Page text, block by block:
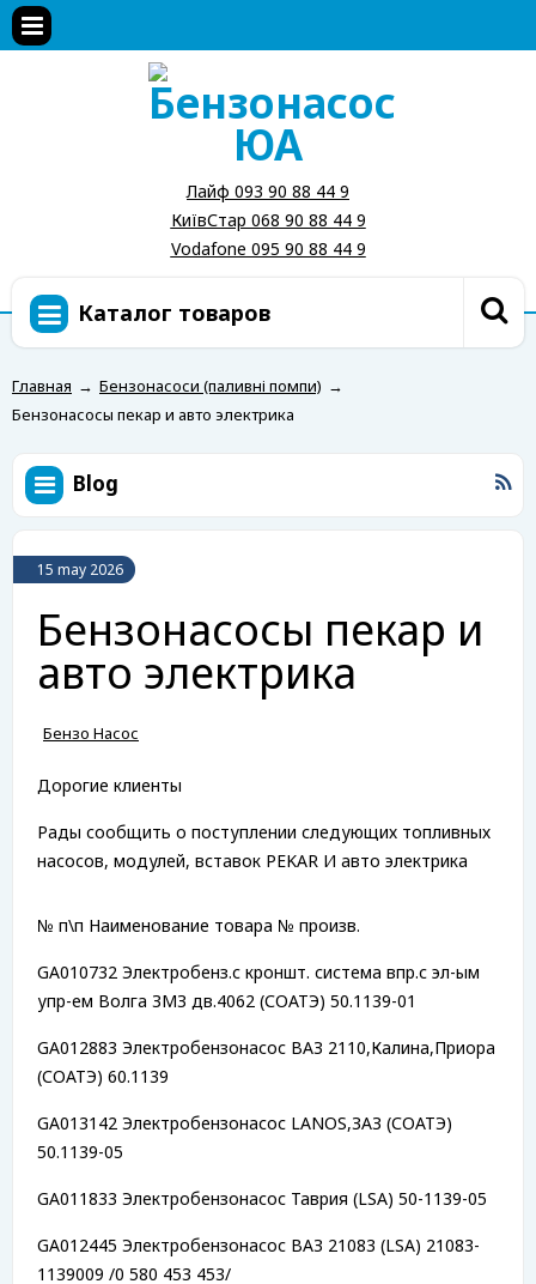
Лайф 093 90 88 44 9
КиївСтар 068 90 88 44 9
Vodafone 095 90 88 44 9
Каталог товаров
Главная → Бензонасоси (паливні помпи) →
Бензонасосы пекар и авто электрика
Blog
15 may 2026
Бензонасосы пекар и
авто электрика
Бензо Насос
Дорогие клиенты
Рады сообщить о поступлении следующих топливных
насосов, модулей, вставок PEKAR И авто электрика
№ п\п Наименование товара № произв.
GA010732 Электробенз.с кроншт. система впр.с эл-ым
упр-ем Волга ЗМЗ дв.4062 (СОАТЭ) 50.1139-01
GA012883 Электробензонасос ВАЗ 2110,Калина,Приора
(СОАТЭ) 60.1139
GA013142 Электробензонасос LANOS,ЗАЗ (СОАТЭ)
50.1139-05
GA011833 Электробензонасос Таврия (LSA) 50-1139-05
GA012445 Электробензонасос ВАЗ 21083 (LSA) 21083-
1139009 /0 580 453 453/